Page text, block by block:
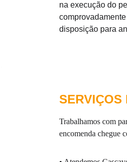
SERVIÇOS
Trabalhamos com
encomenda chegue
na execução do
disposição para